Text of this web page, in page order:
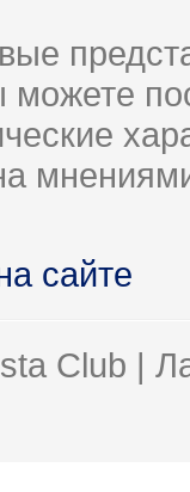
можете
сайте
Club |